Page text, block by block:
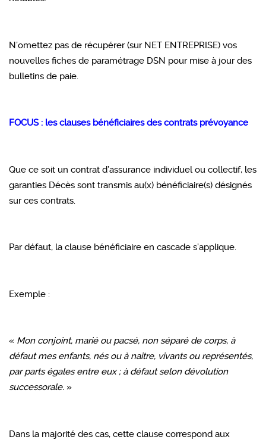
N’omettez pas de récupérer (sur NET ENTREPRISE) vos
nouvelles fiches de paramétrage DSN pour mise à jour des
bulletins de paie.
FOCUS : les clauses bénéficiaires des contrats prévoyance
Que ce soit un contrat d’assurance individuel ou collectif, les
garanties Décès sont transmis au(x) bénéficiaire(s) désignés
sur ces contrats.
Par défaut, la clause bénéficiaire en cascade s’applique.
Exemple :
« Mon conjoint, marié ou pacsé, non séparé de corps, à
défaut mes enfants, nés ou à naitre, vivants ou représentés,
par parts égales entre eux ; à défaut selon dévolution
successorale. »
Dans la majorité des cas, cette clause correspond aux